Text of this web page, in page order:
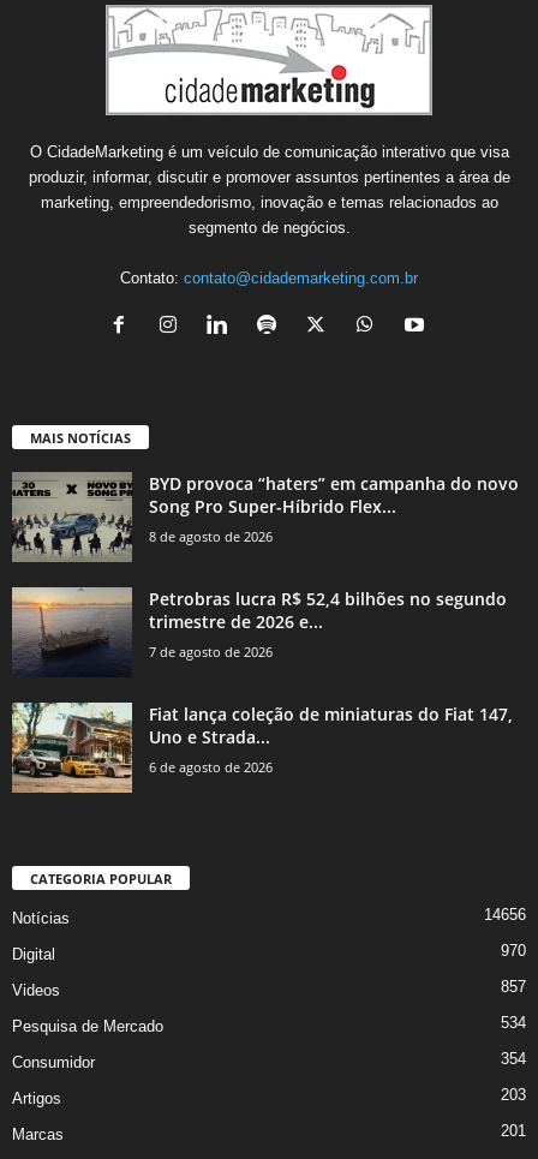
O CidadeMarketing é um veículo de comunicação interativo que visa
produzir, informar, discutir e promover assuntos pertinentes a área de
marketing, empreendedorismo, inovação e temas relacionados ao
segmento de negócios.
Contato: contato@cidademarketing.com.br
MAIS NOTÍCIAS
BYD provoca “haters” em campanha do novo
Song Pro Super-Híbrido Flex...
8 de agosto de 2026
Petrobras lucra R$ 52,4 bilhões no segundo
trimestre de 2026 e...
7 de agosto de 2026
Fiat lança coleção de miniaturas do Fiat 147,
Uno e Strada...
6 de agosto de 2026
CATEGORIA POPULAR
Notícias 14656
Digital 970
Videos 857
Pesquisa de Mercado 534
Consumidor 354
Artigos 203
Marcas 201